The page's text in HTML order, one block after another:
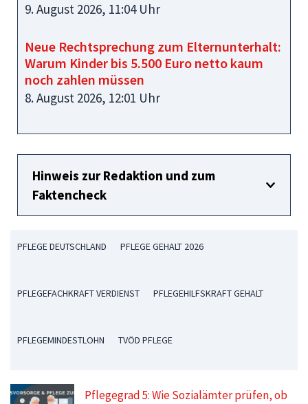
9. August 2026, 11:04 Uhr
Neue Rechtsprechung zum Elternunterhalt:
Warum Kinder bis 5.500 Euro netto kaum
noch zahlen müssen
8. August 2026, 12:01 Uhr
Hinweis zur Redaktion und zum
Faktencheck
PFLEGE DEUTSCHLAND PFLEGE GEHALT 2026
PFLEGEFACHKRAFT VERDIENST PFLEGEHILFSKRAFT GEHALT
PFLEGEMINDESTLOHN TVÖD PFLEGE
Pflegegrad 5: Wie Sozialämter prüfen, ob